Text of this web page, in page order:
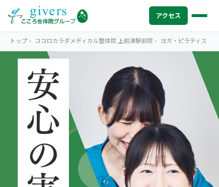
アクセス
HOME トップ
SYMPTOMS 症状から探す
腰痛
肩こり・首こり
MENU メニューから探す
STORE 店舗一覧
AREA エリアから探す
トップ › ココロカラダメディカル整体院 上前津駅前院 › ヨガ・ピラティス